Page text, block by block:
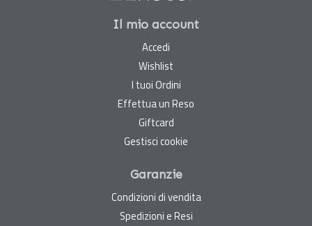
Il mio account
Accedi
Wishlist
I tuoi Ordini
Effettua un Reso
Giftcard
Gestisci cookie
Garanzie
Condizioni di vendita
Spedizioni e Resi